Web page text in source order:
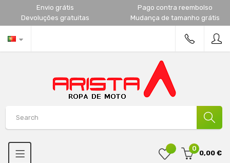
Envio grátis
Pago contra reembolso
Devoluções gratuitas
Mudança de tamanho grátis
0
0,00 €